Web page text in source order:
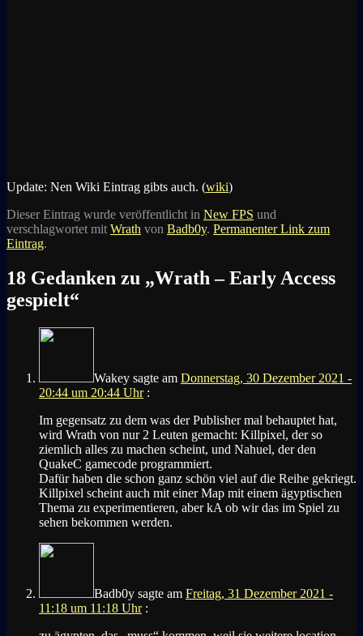
Update: Nen Wiki Eintrag gibts auch. (wiki)
Dieser Eintrag wurde veröffentlicht in New FPS und
verschlagwortet mit Wrath von Badb0y. Permanenter Link zum
Eintrag.
18 Gedanken zu „Wrath – Early Access
gespielt“
Wakey sagte am Donnerstag, 30 Dezember 2021 -
20:44 um 20:44 Uhr :
Im gegensatz zu dem was der Publisher mal behauptet hat,
wird Wrath von nur 2 Leuten gemacht: Killpixel, der so
ziemlich alles zu machen scheint, und Nahuel, der den
QuakeC gamecode programmiert.
Dafür haben die schon ganz schön viel auf die Reihe gekriegt.
Killpixel scheint auch mit einer Map mit einem ägyptischen
Thema zu experimentieren, aber kA ob wir das im Spiel zu
sehen bekommen werden.
Badb0y sagte am Freitag, 31 Dezember 2021 -
11:18 um 11:18 Uhr :